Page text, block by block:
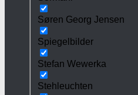
Søren Georg Jensen
Spiegelbilder
Stefan Wewerka
Stehleuchten